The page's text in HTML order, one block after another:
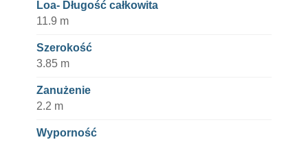
Loa- Długość całkowita
11.9 m
Szerokość
3.85 m
Zanużenie
2.2 m
Wyporność